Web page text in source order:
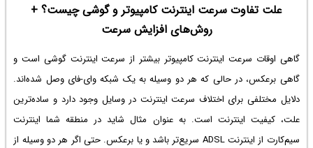
علت تفاوت سرعت اینترنت کامپیوتر و گوشی چیست؟ +
روش‌های افزایش سرعت
گاهی اوقات سرعت اینترنت کامپیوتر بیشتر از سرعت اینترنت گوشی است و
گاهی برعکس، در حالی که هر دو وسیله به یک شبکه وای-فای وصل شده‌اند.
دلایل مختلفی برای اختلاف سرعت اینترنت در وسایل وجود دارد و ساده‌ترین
علت، کیفیت اینترنت است. به عنوان مثال شاید در منطقه شما اینترنت
سیم‌کارت از اینترنت ADSL سریع‌تر باشد و یا برعکس. حتی اگر هر دو وسیله از